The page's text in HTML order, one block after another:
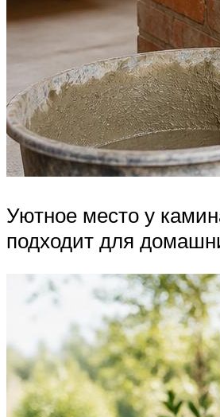
Уютное место у
подходит для